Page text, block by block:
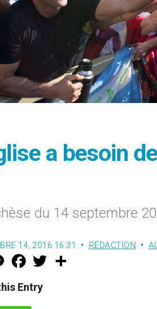
a besoin
du 14 septembre
14, 2016 16:31 RÉDACTION
M
e
s
e
F
a
e
b
w
Entry